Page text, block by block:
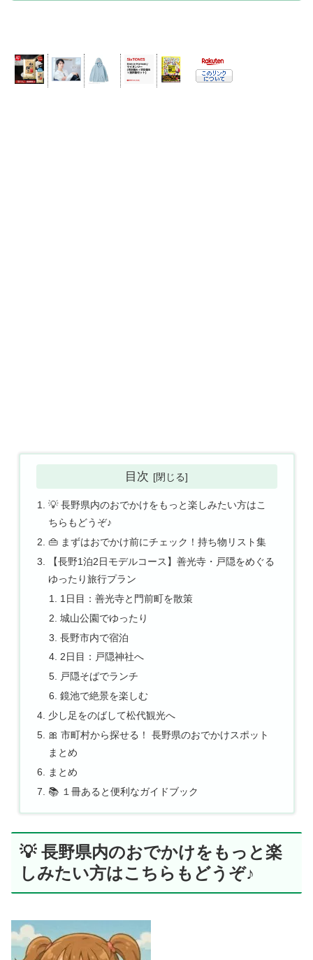
目次
💡 長野県内のおでかけをもっと楽しみたい方はこ
ちらもどうぞ♪
👜 まずはおでかけ前にチェック！持ち物リスト集
【長野1泊2日モデルコース】善光寺・戸隠をめぐる
ゆったり旅行プラン
1日目：善光寺と門前町を散策
城山公園でゆったり
長野市内で宿泊
2日目：戸隠神社へ
戸隠そばでランチ
鏡池で絶景を楽しむ
少し足をのばして松代観光へ
🎀 市町村から探せる！ 長野県のおでかけスポット
まとめ
まとめ
📚 １冊あると便利なガイドブック
💡 長野県内のおでかけをもっと楽
しみたい方はこちらもどうぞ♪